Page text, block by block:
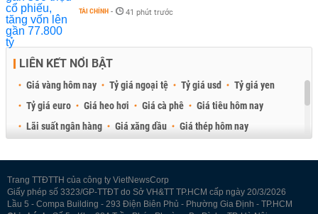
TÀI CHÍNH - 41 phút trước
LIÊN KẾT NỔI BẬT
Giá vàng hôm nay Tỷ giá ngoại tệ Tỷ giá usd
Tỷ giá yen
Tỷ giá euro
Giá heo hơi Giá cà phê
Giá tiêu hôm nay
Lãi suất ngân hàng
Giá xăng dầu
Giá thép hôm nay
Trang TTĐTTH của công ty VietNewsCorp
Giấy phép số 3323/GP-TTĐT do Sở VH&TT TP.HCM cấp ngày 20/3/2026
Lầu 5 - Compa Building - 293 Điện Biên Phủ - Phường Gia Định - TP.HCM